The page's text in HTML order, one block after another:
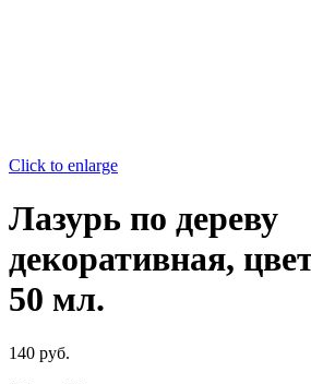
Click to enlarge
Лазурь по дереву
декоративная,
50 мл.
140 руб.